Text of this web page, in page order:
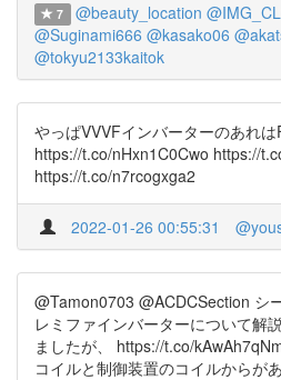
7 @beauty_location
@Suginami666 @kasako06
@tokyu2133kaitok
やっぱVVVFインバーターのあれ
https://t.co/nHxn1C0Cwo https://
https://t.co/n7rcogxga2
2022-01-26 00:55:31
@Tamon0703 @ACDCSection シ
レミファインバーターについて解
ましたが、 https://t.co/
コイルと制御装置のコイルからが